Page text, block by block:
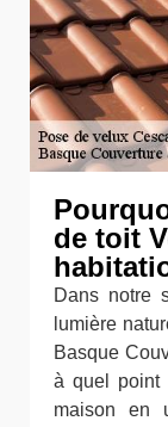
de toit
Dans notre
lumière
Basque
à quel point
maison en